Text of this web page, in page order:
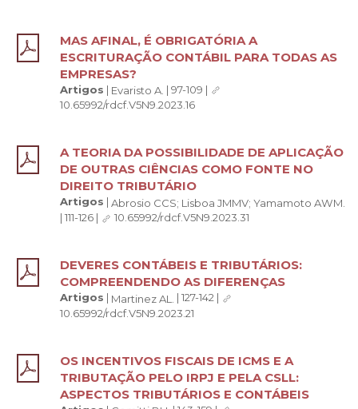
MAS AFINAL, É OBRIGATÓRIA A
ESCRITURAÇÃO CONTÁBIL PARA TODAS AS
EMPRESAS?
Artigos | Evaristo A. | 97-109 |
10.65992/rdcf.V5N9.2023.16
A TEORIA DA POSSIBILIDADE DE APLICAÇÃO
DE OUTRAS CIÊNCIAS COMO FONTE NO
DIREITO TRIBUTÁRIO
Artigos | Abrosio CCS; Lisboa JMMV;
Yamamoto AWM.
| 111-126 | 10.65992/rdcf.V5N9.2023.31
DEVERES CONTÁBEIS E TRIBUTÁRIOS:
COMPREENDENDO AS DIFERENÇAS
Artigos | Martinez AL. | 127-142 |
10.65992/rdcf.V5N9.2023.21
OS INCENTIVOS FISCAIS DE ICMS E A
TRIBUTAÇÃO PELO IRPJ E PELA CSLL:
ASPECTOS TRIBUTÁRIOS E CONTÁBEIS